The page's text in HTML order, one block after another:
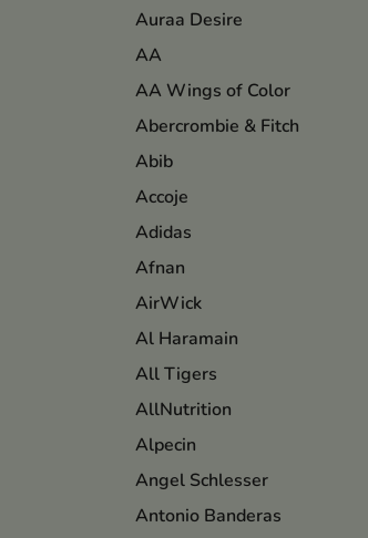
Auraa Desire
AA
AA Wings of Color
Abercrombie & Fitch
Abib
Accoje
Adidas
Afnan
AirWick
Al Haramain
All Tigers
AllNutrition
Alpecin
Angel Schlesser
Antonio Banderas